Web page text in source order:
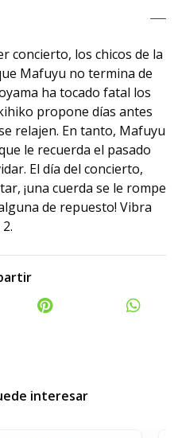
concierto, los chicos de la
Mafuyu no termina de
ha tocado fatal los
propone días antes
relajen. En tanto, Mafuyu
le recuerda el pasado
El día del concierto,
¡una cuerda se le rompe
de repuesto! Vibra
interesar